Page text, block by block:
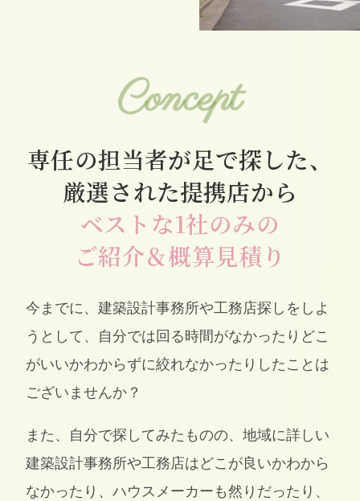
Concept
専任の担当者が足で探した、
厳選された提携店から
ベストな1社のみの
ご紹介＆概算見積り
今までに、建築設計事務所や工務店探しをしよ
うとして、自分では回る時間がなかったりどこ
がいいかわからずに絞れなかったりしたことは
ございませんか？
また、自分で探してみたものの、地域に詳しい
建築設計事務所や工務店はどこが良いかわから
なかったり、ハウスメーカーも然りだったり、